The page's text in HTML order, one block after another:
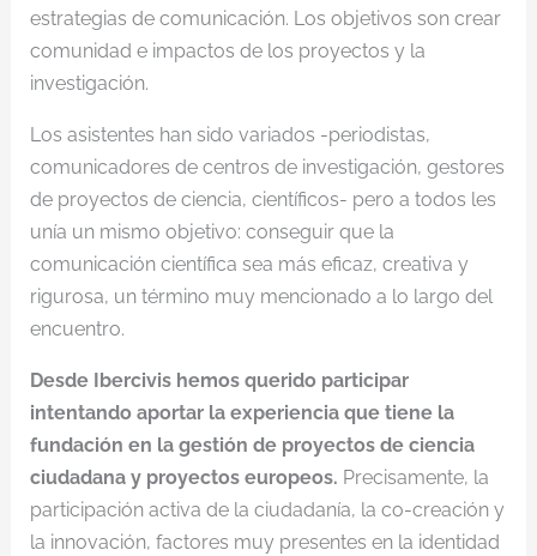
estrategias de comunicación. Los objetivos son crear
comunidad e impactos de los proyectos y la
investigación.
Los asistentes han sido variados -periodistas,
comunicadores de centros de investigación, gestores
de proyectos de ciencia, científicos- pero a todos les
unía un mismo objetivo: conseguir que la
comunicación científica sea más eficaz, creativa y
rigurosa, un término muy mencionado a lo largo del
encuentro.
Desde Ibercivis hemos querido participar
intentando aportar la experiencia que tiene la
fundación en la gestión de proyectos de ciencia
ciudadana y proyectos europeos. Precisamente, la
participación activa de la ciudadanía, la co-creación y
la innovación, factores muy presentes en la identidad